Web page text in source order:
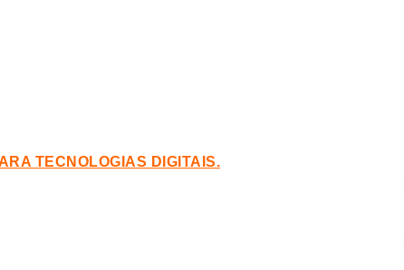
TECNOLOGIAS DIGITAIS.